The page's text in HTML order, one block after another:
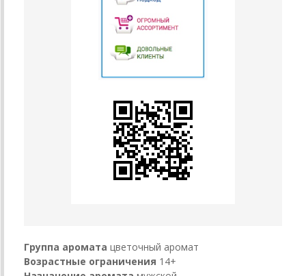
Группа аромата цветочный аромат
Возрастные ограничения 14+